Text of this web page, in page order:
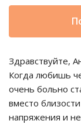
Здравствуйте,
Когда любишь
очень больно
вместо
напряжения и